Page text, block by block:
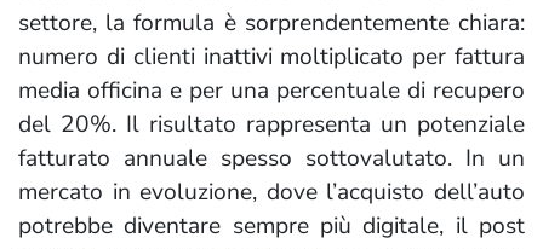
settore, la formula è sorprendentemente chiara:
numero di clienti inattivi moltiplicato per fattura
media officina e per una percentuale di recupero
del 20%. Il risultato rappresenta un potenziale
fatturato annuale spesso sottovalutato. In un
mercato in evoluzione, dove l’acquisto dell’auto
potrebbe diventare sempre più digitale, il post